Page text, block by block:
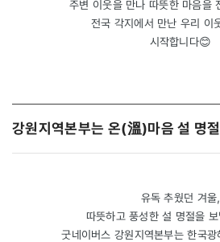
주변 이웃을 만나 따뜻한 마음을
전국 각지에서 만난 우리 이
시작합니다😊
강원지역본부는 온(溫)마음 설 명
유독 추웠던 겨울,
따뜻하고 풍성한 설 명절을
굿네이버스 강원지역본부는 한국광